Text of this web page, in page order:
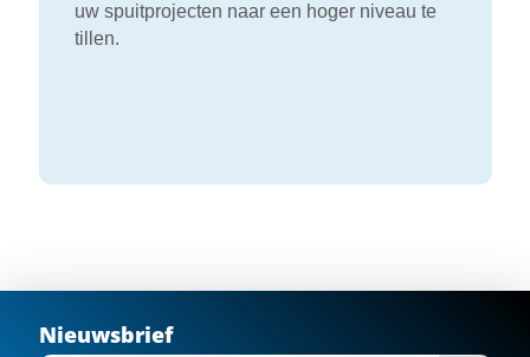
uw spuitprojecten naar een hoger niveau te
tillen.
Nieuwsbrief